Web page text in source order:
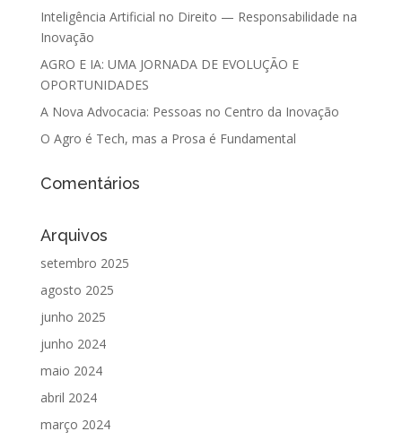
Inteligência Artificial no Direito — Responsabilidade na
Inovação
AGRO E IA: UMA JORNADA DE EVOLUÇÃO E
OPORTUNIDADES
A Nova Advocacia: Pessoas no Centro da Inovação
O Agro é Tech, mas a Prosa é Fundamental
Comentários
Arquivos
setembro 2025
agosto 2025
junho 2025
junho 2024
maio 2024
abril 2024
março 2024